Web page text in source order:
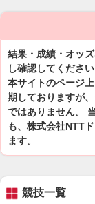
結果・成績・オッ
し確認してください
本サイトのページ
期しておりますが
ではありません。
も、株式会社NTT
ます。
競技一覧